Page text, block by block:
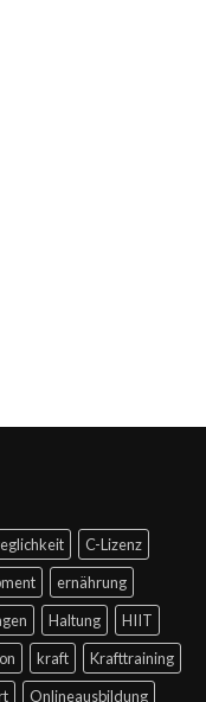
C-Lizenz
ernährung
Haltung
HIIT
kraft
Krafttraining
Onlineausbildung